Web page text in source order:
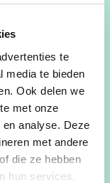
te
media te bieden
Ook delen we
met onze
analyse. Deze
met andere
die ze hebben
hun services.